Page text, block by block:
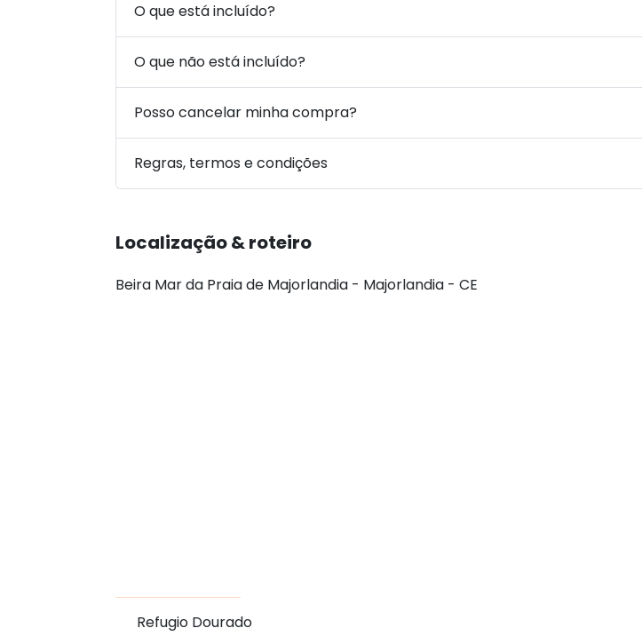
O que está incluído?
O que não está incluído?
Posso cancelar minha compra?
Regras, termos e condições
Localização & roteiro
Beira Mar da Praia de Majorlandia - Majorlandia - CE
Refugio Dourado